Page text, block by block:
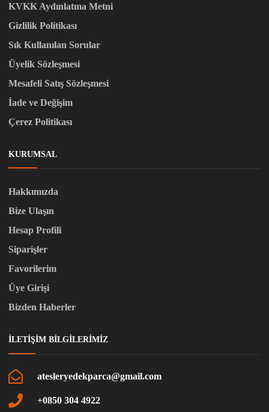
KVKK Aydınlatma Metni
Gizlilik Politikası
Sık Kullanılan Sorular
Üyelik Sözleşmesi
Mesafeli Satış Sözleşmesi
İade ve Değişim
Çerez Politikası
KURUMSAL
Hakkımızda
Bize Ulaşın
Hesap Profili
Siparişler
Favorilerim
Üye Girişi
Bizden Haberler
İLETIŞIM BILGILERIMIZ
atesleryedekparca@gmail.com
+0850 304 4922